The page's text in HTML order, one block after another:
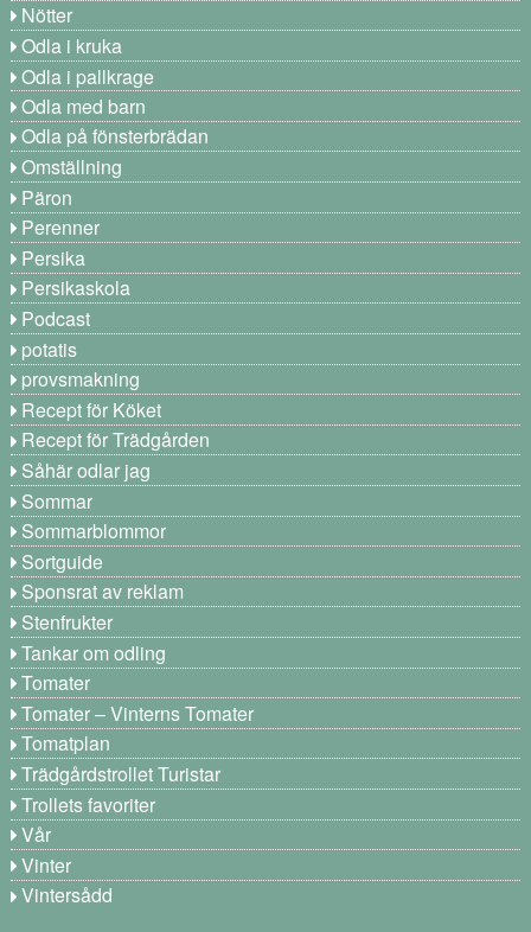
Nötter
Odla i kruka
Odla i pallkrage
Odla med barn
Odla på fönsterbrädan
Omställning
Päron
Perenner
Persika
Persikaskola
Podcast
potatis
provsmakning
Recept för Köket
Recept för Trädgården
Såhär odlar jag
Sommar
Sommarblommor
Sortguide
Sponsrat av reklam
Stenfrukter
Tankar om odling
Tomater
Tomater – Vinterns Tomater
Tomatplan
Trädgårdstrollet Turistar
Trollets favoriter
Vår
Vinter
Vintersådd